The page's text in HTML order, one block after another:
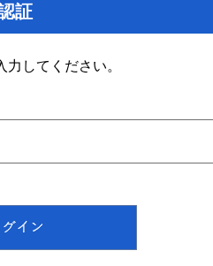
証
してください。